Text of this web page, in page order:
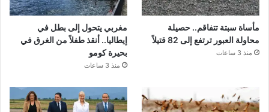
مأساة سبتة تتفاقم.. حصيلة
محاولة العبور ترتفع إلى 82 قتيلاً
منذ 3 ساعات
مغربي يتحول إلى بطل في
إيطاليا.. أنقذ طفلاً من الغرق في
بحيرة كومو
منذ 3 ساعات